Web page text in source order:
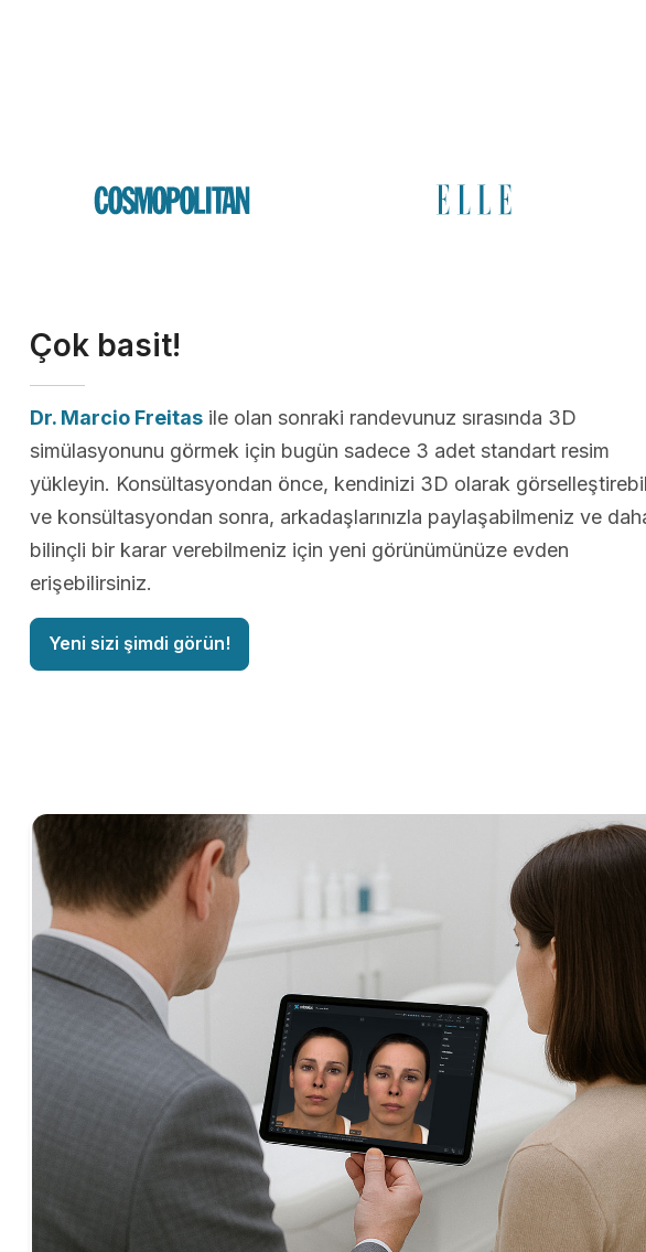
Çok basit!
Dr. Marcio Freitas ile olan sonraki randevunuz sırasında 3D
simülasyonunu görmek için bugün sadece 3 adet standart resim
yükleyin. Konsültasyondan önce, kendinizi 3D olarak
ve konsültasyondan sonra, arkadaşlarınızla paylaşabilmeniz ve
bilinçli bir karar verebilmeniz için yeni görünümünüze evden
erişebilirsiniz.
Yeni sizi şimdi görün!